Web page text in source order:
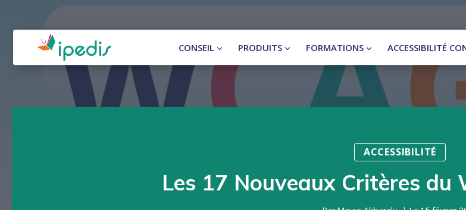
contenu
CONSEIL PRODUITS FORMATIONS ACCESSIBILITÉ
ACCESSIBILITÉ
Les 17 Nouveaux Critères du